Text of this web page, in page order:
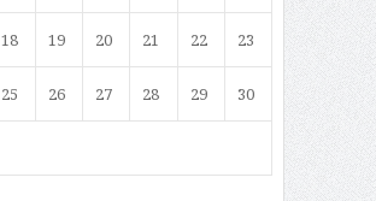
18 19 20 21 22 23
25 26 27 28 29 30